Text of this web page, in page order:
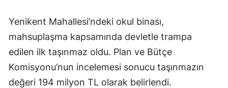
Yenikent Mahallesi’ndeki okul binası,
mahsuplaşma kapsamında devletle trampa
edilen ilk taşınmaz oldu. Plan ve Bütçe
Komisyonu’nun incelemesi sonucu taşınmazın
değeri 194 milyon TL olarak belirlendi.